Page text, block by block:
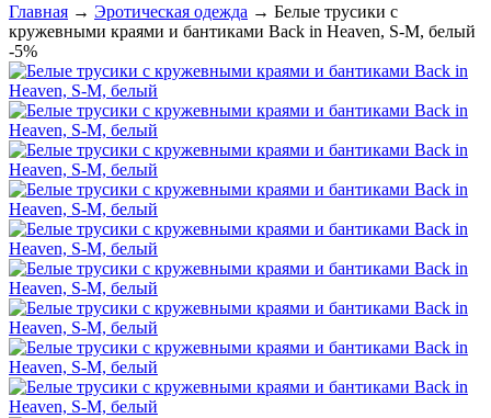
Главная → Эротическая одежда → Белые трусики с
кружевными краями и бантиками Back in Heaven, S-M, белый
-5%